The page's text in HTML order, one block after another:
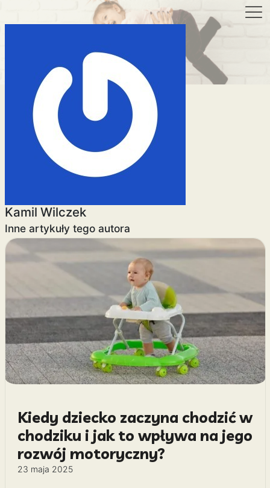
Kamil Wilczek
Inne artykuły tego autora
Kiedy dziecko zaczyna chodzić w
chodziku i jak to wpływa na jego
rozwój motoryczny?
23 maja 2025